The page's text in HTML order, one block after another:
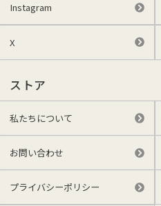
Instagram
X
ストア
私たちについて
お問い合わせ
プライバシーポリシー